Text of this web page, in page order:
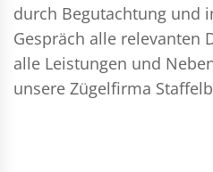
durch Begutachtung und
Gespräch alle relevanten
alle Leistungen und
unsere Zügelfirma